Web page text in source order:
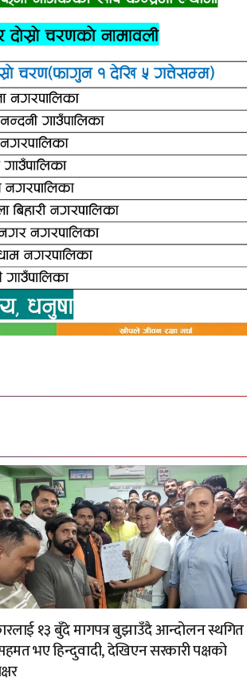
१३ बुँदे मागपत्र बुझाउँदै आन्दोलन स्थगित
भए हिन्दुवादी, देखिएन सरकारी पक्षको